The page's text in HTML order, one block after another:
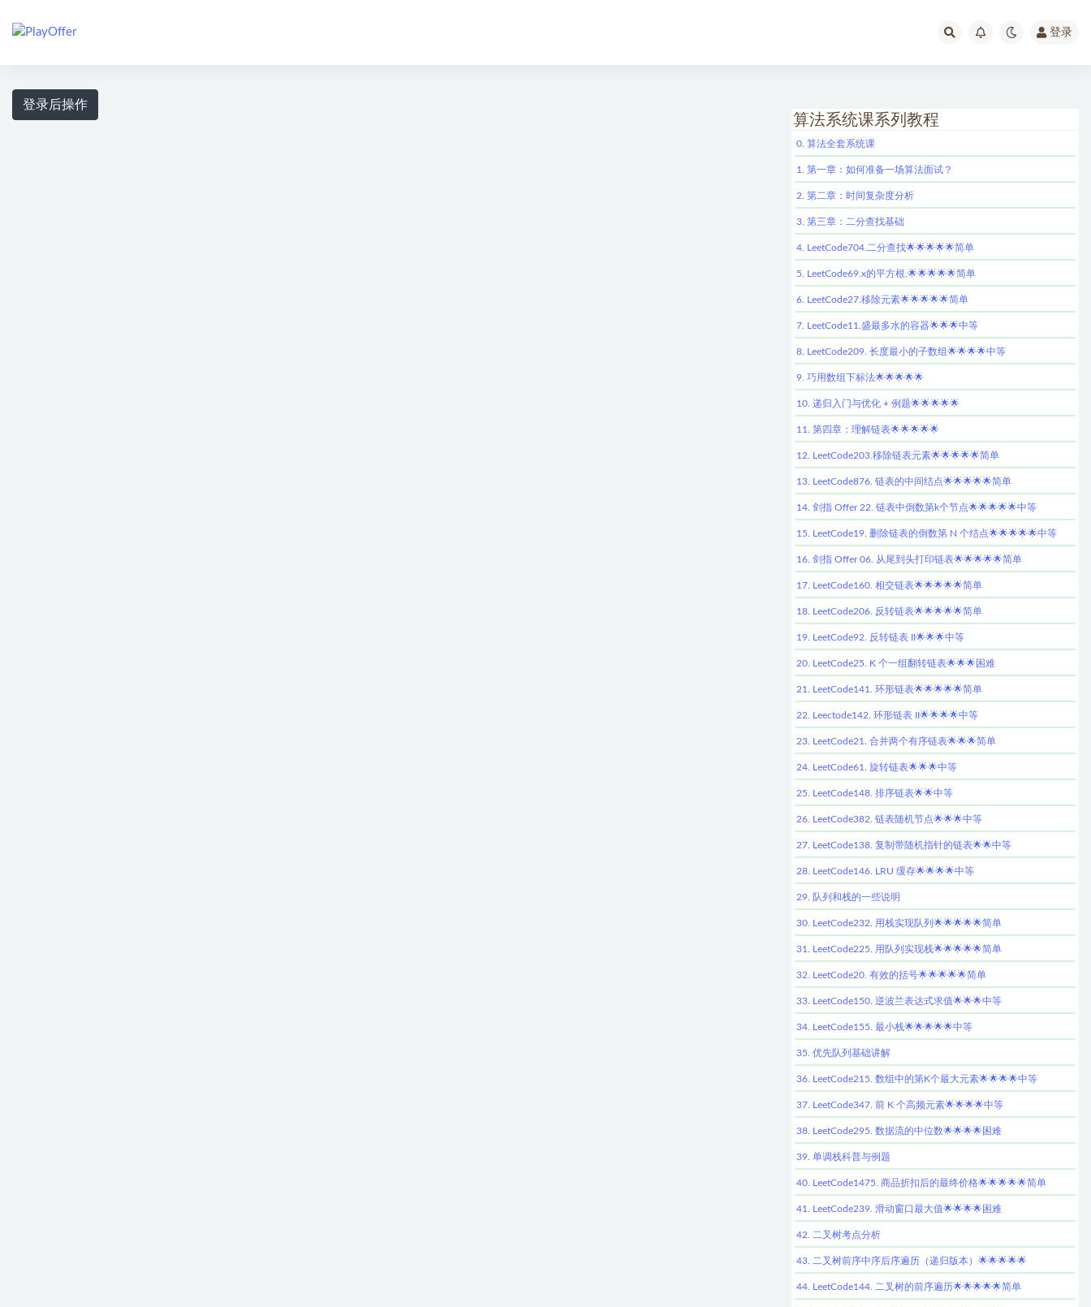
登录
登录后操作
算法系统课系列教程
0. 算法全套系统课
1. 第一章：如何准备一场算法面试？
2. 第二章：时间复杂度分析
3. 第三章：二分查找基础
4. LeetCode704.二分查找🌟🌟🌟🌟🌟简单
5. LeetCode69.x的平方根.🌟🌟🌟🌟🌟简单
6. LeetCode27.移除元素🌟🌟🌟🌟🌟简单
7. LeetCode11.盛最多水的容器🌟🌟🌟中等
8. LeetCode209. 长度最小的子数组🌟🌟🌟🌟中等
9. 巧用数组下标法🌟🌟🌟🌟🌟
10. 递归入门与优化 + 例题🌟🌟🌟🌟🌟
11. 第四章：理解链表🌟🌟🌟🌟🌟
12. LeetCode203.移除链表元素🌟🌟🌟🌟🌟简单
13. LeetCode876. 链表的中间结点🌟🌟🌟🌟🌟简单
14. 剑指 Offer 22. 链表中倒数第k个节点🌟🌟🌟🌟🌟中等
15. LeetCode19. 删除链表的倒数第 N 个结点🌟🌟🌟🌟🌟中等
16. 剑指 Offer 06. 从尾到头打印链表🌟🌟🌟🌟🌟简单
17. LeetCode160. 相交链表🌟🌟🌟🌟🌟简单
18. LeetCode206. 反转链表🌟🌟🌟🌟🌟简单
19. LeetCode92. 反转链表 II🌟🌟🌟中等
20. LeetCode25. K 个一组翻转链表🌟🌟🌟困难
21. LeetCode141. 环形链表🌟🌟🌟🌟🌟简单
22. Leectode142. 环形链表 II🌟🌟🌟🌟中等
23. LeetCode21. 合并两个有序链表🌟🌟🌟简单
24. LeetCode61. 旋转链表🌟🌟🌟中等
25. LeetCode148. 排序链表🌟🌟中等
26. LeetCode382. 链表随机节点🌟🌟🌟中等
27. LeetCode138. 复制带随机指针的链表🌟🌟中等
28. LeetCode146. LRU 缓存🌟🌟🌟🌟中等
29. 队列和栈的一些说明
30. LeetCode232. 用栈实现队列🌟🌟🌟🌟🌟简单
31. LeetCode225. 用队列实现栈🌟🌟🌟🌟🌟简单
32. LeetCode20. 有效的括号🌟🌟🌟🌟🌟简单
33. LeetCode150. 逆波兰表达式求值🌟🌟🌟中等
34. LeetCode155. 最小栈🌟🌟🌟🌟🌟中等
35. 优先队列基础讲解
36. LeetCode215. 数组中的第K个最大元素🌟🌟🌟🌟中等
37. LeetCode347. 前 K 个高频元素🌟🌟🌟🌟中等
38. LeetCode295. 数据流的中位数🌟🌟🌟🌟困难
39. 单调栈科普与例题
40. LeetCode1475. 商品折扣后的最终价格🌟🌟🌟🌟🌟简单
41. LeetCode239. 滑动窗口最大值🌟🌟🌟🌟困难
42. 二叉树考点分析
43. 二叉树前序中序后序遍历（递归版本）🌟🌟🌟🌟🌟
44. LeetCode144. 二叉树的前序遍历🌟🌟🌟🌟🌟简单